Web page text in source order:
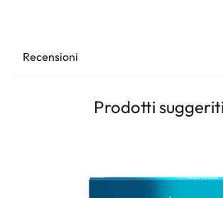
Recensioni
Prodotti suggeriti